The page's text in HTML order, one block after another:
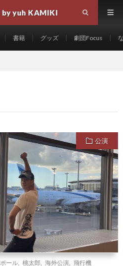
yuh KAMIKI
書籍 グッズ 劇団Focus
公演
ール 桃太郎 海外公演 飛行機